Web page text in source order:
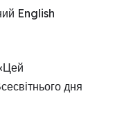
English
дня